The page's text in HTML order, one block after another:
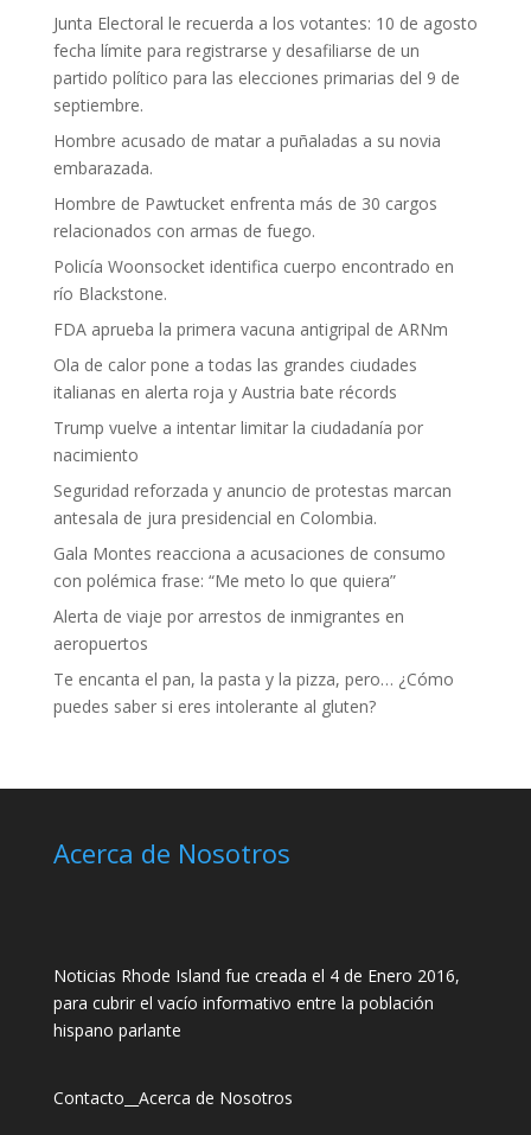
Junta Electoral le recuerda a los votantes: 10 de agosto
fecha límite para registrarse y desafiliarse de un
partido político para las elecciones primarias del 9 de
septiembre.
Hombre acusado de matar a puñaladas a su novia
embarazada.
Hombre de Pawtucket enfrenta más de 30 cargos
relacionados con armas de fuego.
Policía Woonsocket identifica cuerpo encontrado en
río Blackstone.
FDA aprueba la primera vacuna antigripal de ARNm
Ola de calor pone a todas las grandes ciudades
italianas en alerta roja y Austria bate récords
Trump vuelve a intentar limitar la ciudadanía por
nacimiento
Seguridad reforzada y anuncio de protestas marcan
antesala de jura presidencial en Colombia.
Gala Montes reacciona a acusaciones de consumo
con polémica frase: “Me meto lo que quiera”
Alerta de viaje por arrestos de inmigrantes en
aeropuertos
Te encanta el pan, la pasta y la pizza, pero… ¿Cómo
puedes saber si eres intolerante al gluten?
Acerca de Nosotros
Noticias Rhode Island fue creada el 4 de Enero 2016,
para cubrir el vacío informativo entre la población
hispano parlante
Contacto Acerca de Nosotros